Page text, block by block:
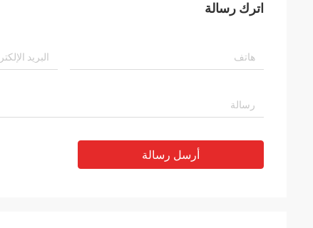
اترك رسالة
أرسل رسالة